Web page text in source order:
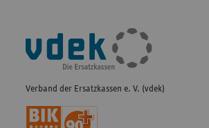
Fußleisten-
Navigation
Verband der Ersatzkassen e. V. (vdek)